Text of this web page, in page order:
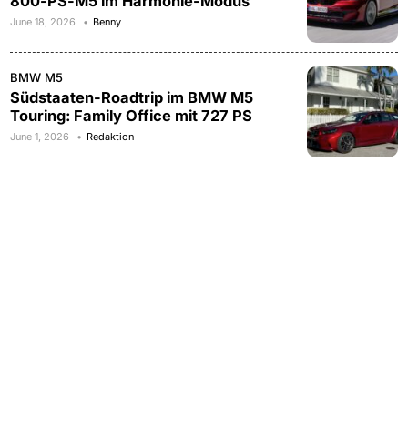
June 18, 2026 Benny
BMW M5
Südstaaten-Roadtrip im BMW M5
Touring: Family Office mit 727 PS
June 1, 2026 Redaktion